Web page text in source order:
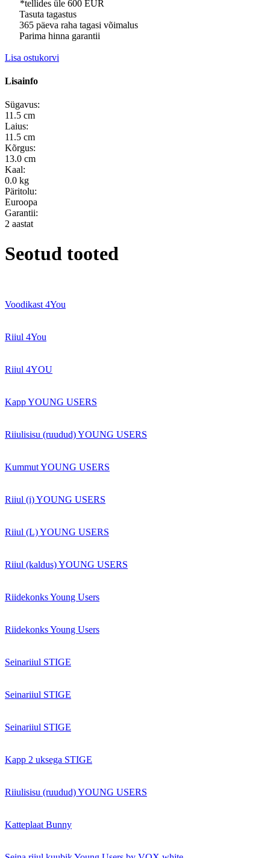
*tellides üle 600 EUR
Tasuta tagastus
365 päeva raha tagasi võimalus
Parima hinna garantii
Lisa ostukorvi
Lisainfo
Sügavus:
11.5 cm
Laius:
11.5 cm
Kõrgus:
13.0 cm
Kaal:
0.0 kg
Päritolu:
Euroopa
Garantii:
2 aastat
Seotud tooted
Voodikast 4You
Riiul 4You
Riiul 4YOU
Kapp YOUNG USERS
Riiulisisu (ruudud) YOUNG USERS
Kummut YOUNG USERS
Riiul (i) YOUNG USERS
Riiul (L) YOUNG USERS
Riiul (kaldus) YOUNG USERS
Riidekonks Young Users
Riidekonks Young Users
Seinariiul STIGE
Seinariiul STIGE
Seinariiul STIGE
Kapp 2 uksega STIGE
Riiulisisu (ruudud) YOUNG USERS
Katteplaat Bunny